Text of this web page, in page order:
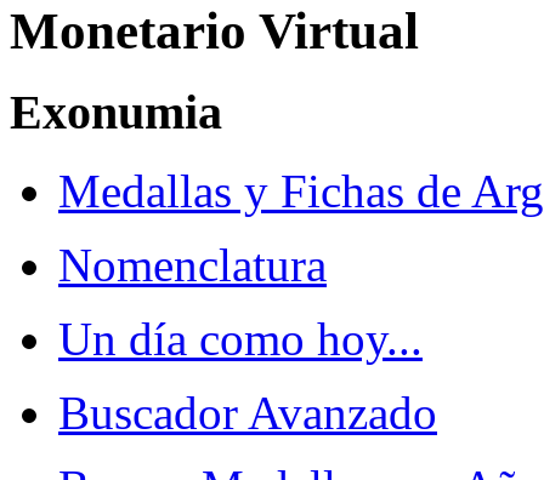
Monetario Virtual
Exonumia
Medallas y Fichas de
Nomenclatura
Un día como hoy...
Buscador Avanzado